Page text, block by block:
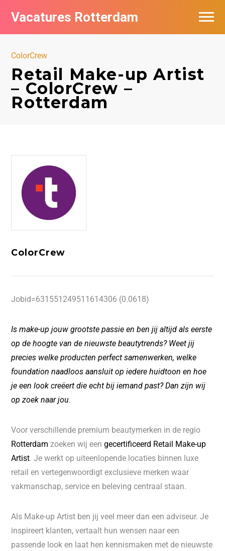
Vacatures Rotterdam
ColorCrew
Retail Make-up Artist
– ColorCrew –
Rotterdam
ColorCrew
Jobid=631551249511614306 (0.0618)
Is make-up jouw grootste passie en ben jij altijd als eerste
op de hoogte van de nieuwste beautytrends? Weet jij
precies welke producten perfect samenwerken, welke
foundation naadloos aansluit op iedere huidtoon en hoe
je een look creëert die echt bij iemand past? Dan zijn wij
op zoek naar jou.
Voor verschillende premium beautymerken in de regio
Rotterdam zoeken wij eengecertificeerd Retail Make-up
Artist. Je werkt op uiteenlopende locaties binnen luxe
retail en vertegenwoordigt exclusieve merken waar
vakmanschap, service en beleving centraal staan.
Als Make-up Artist ben jij veel meer dan een adviseur. Je
inspireert klanten, vertaalt hun wensen naar een
passende look en laat hen kennismaken met de nieuwste
Vacatures per bedrijf
Nieuwsbrief feed